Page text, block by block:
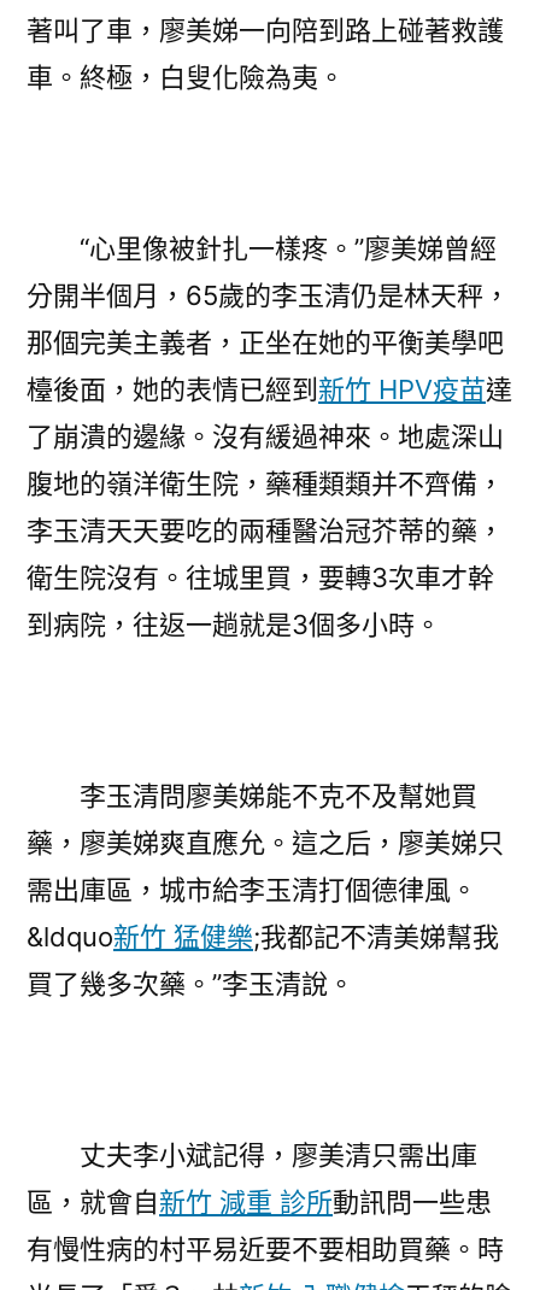
著叫了車，廖美娣一向陪到路上碰著救護
車。終極，白叟化險為夷。
“心里像被針扎一樣疼。”廖美娣曾經
分開半個月，65歲的李玉清仍是林天秤，
那個完美主義者，正坐在她的平衡美學吧
檯後面，她的表情已經到 新竹 HPV疫苗達
了崩潰的邊緣。沒有緩過神來。地處深山
腹地的嶺洋衛生院，藥種類類并不齊備，
李玉清天天要吃的兩種醫治冠芥蒂的藥，
衛生院沒有。往城里買，要轉3次車才幹
到病院，往返一趟就是3個多小時。
李玉清問廖美娣能不克不及幫她買
藥，廖美娣爽直應允。這之后，廖美娣只
需出庫區，城市給李玉清打個德律風。
&ldquo新竹 猛健樂;我都記不清美娣幫我
買了幾多次藥。”李玉清說。
丈夫李小斌記得，廖美清只需出庫
區，就會自新竹 減重 診所動訊問一些患
有慢性病的村平易近要不要相助買藥。時